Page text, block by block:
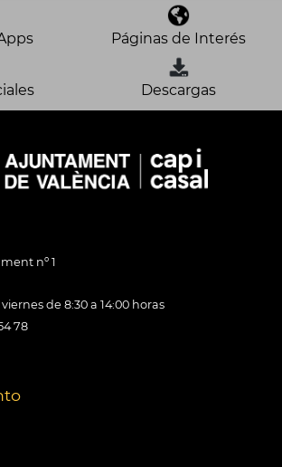
Páginas de Interés
Descargas
nº 1
de 8:30 a 14:00 horas
78